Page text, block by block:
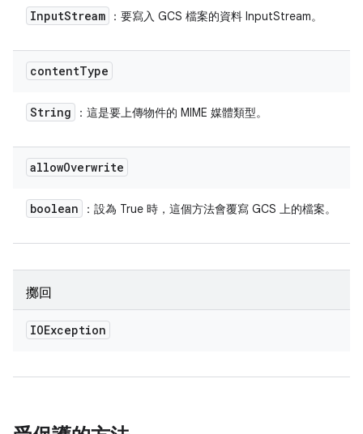
InputStream ：要寫入 GCS 檔案的資料 InputStream。
contentType
String ：這是要上傳物件的 MIME 媒體類型。
allowOverwrite
boolean ：設為 True 時，這個方法會覆寫 GCS 上的檔案。
擲回
IOException